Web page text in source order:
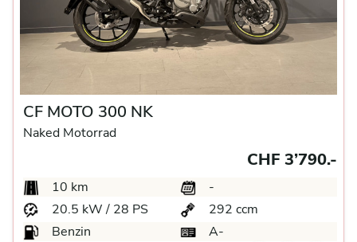
CF MOTO 300 NK
Naked Motorrad
CHF 3’790.-
10 km
-
20.5 kW / 28 PS
292 ccm
Benzin
A-